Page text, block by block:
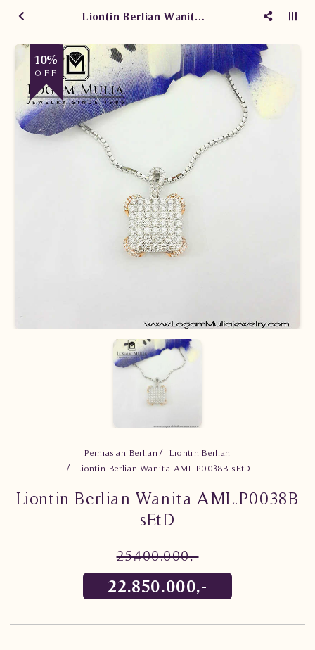
Liontin Berlian Wanita AML.P0038B sEtD
10%
OFF
Perhiasan Berlian
Liontin Berlian
Liontin Berlian Wanita AML.P0038B sEtD
Liontin Berlian Wanita AML.P0038B
sEtD
25.400.000,-
22.850.000,-